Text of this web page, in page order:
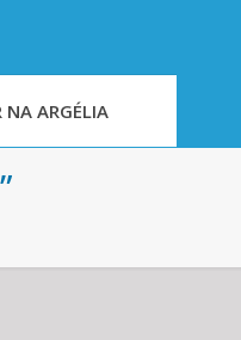
NA ARGÉLIA